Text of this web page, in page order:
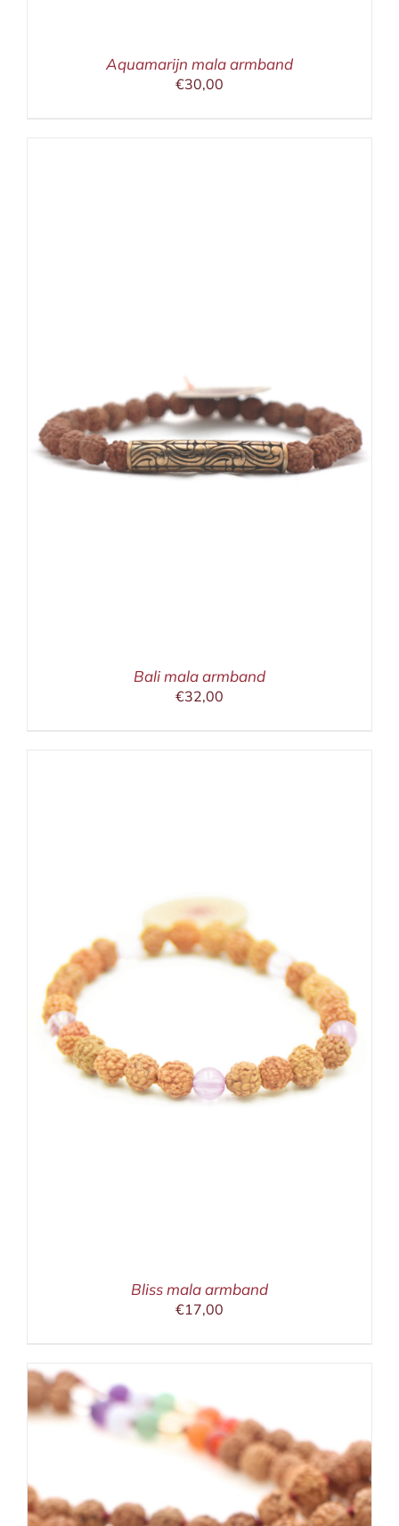
Aquamarijn mala armband
€30,00
Bali mala armband
€32,00
Bliss mala armband
€17,00